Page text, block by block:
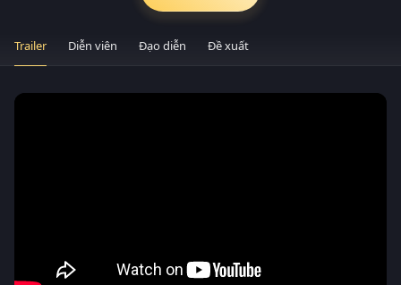
Trailer Diễn viên Đạo diễn Đề xuất